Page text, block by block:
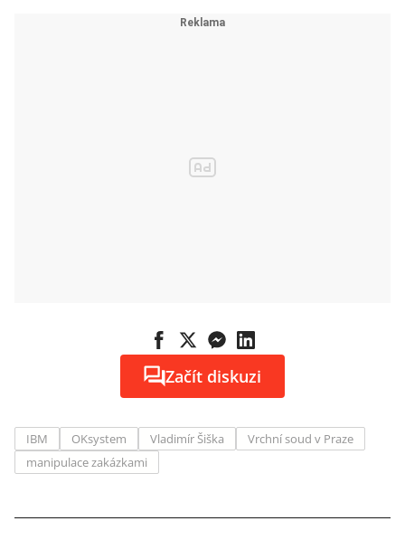
Začít diskuzi
IBM OKsystem Vladimír Šiška
Vrchní soud v Praze
manipulace zakázkami